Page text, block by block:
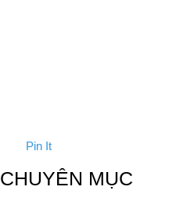
Pin It
MỤC